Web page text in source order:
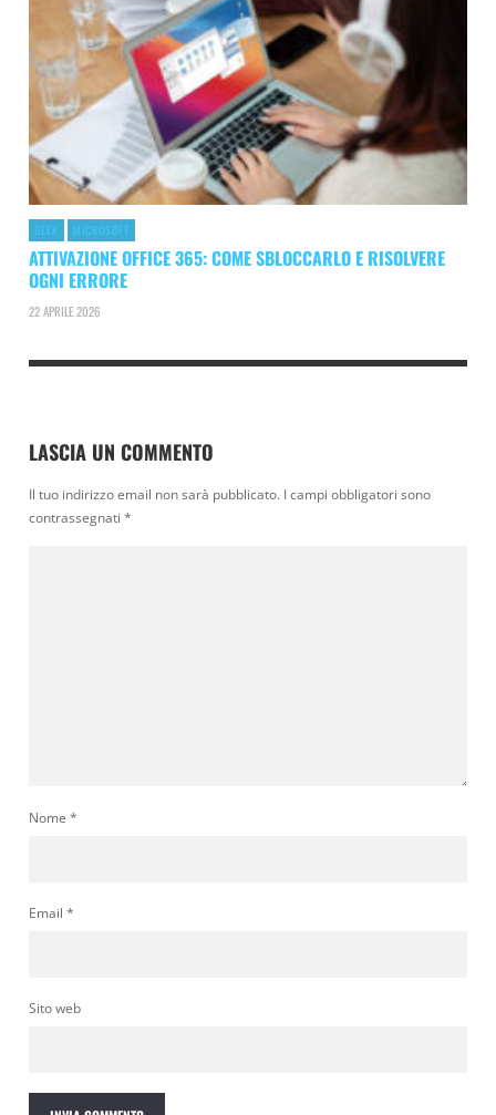
GEEK MICROSOFT
ATTIVAZIONE OFFICE 365: COME SBLOCCARLO E RISOLVERE
OGNI ERRORE
22 APRILE 2026
LASCIA UN COMMENTO
Il tuo indirizzo email non sarà pubblicato. I campi obbligatori sono
contrassegnati *
Nome *
Email *
Sito web